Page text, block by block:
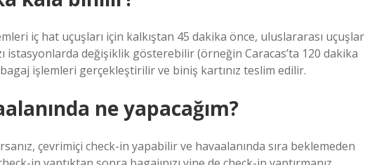
iç hat uçuşları için kalkıştan 45 dakika önce, uluslararası uçuşlar
istasyonlarda değişiklik gösterebilir (örneğin Caracas’ta 120 dakika
bagaj işlemleri gerçekleştirilir ve biniş kartınız teslim edilir.
ne yapacağım?
çevrimiçi check-in yapabilir ve havaalanında sıra beklemeden